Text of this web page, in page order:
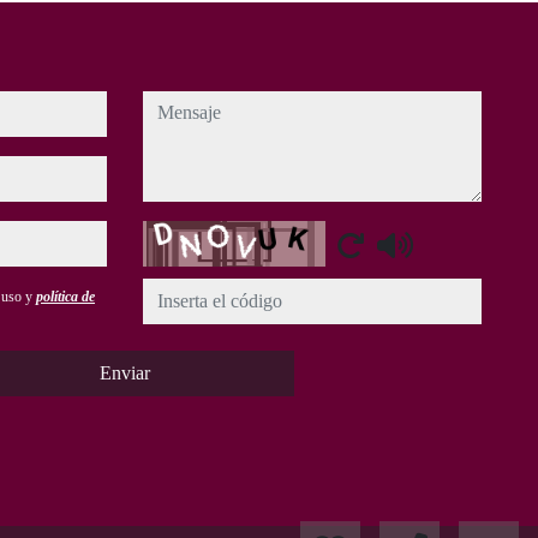
y política de
mensaje
Captcha
Enviar